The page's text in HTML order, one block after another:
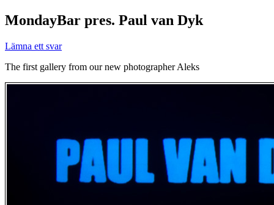
MondayBar pres. Paul van Dyk
Lämna ett svar
The first gallery from our new photographer Aleks